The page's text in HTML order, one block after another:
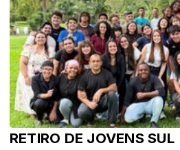
RETIRO DE JOVENS SUL